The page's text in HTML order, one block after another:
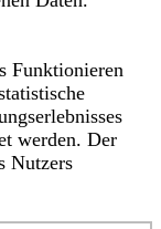
Funktionieren
werden. Der
Nutzers